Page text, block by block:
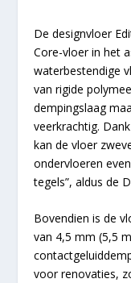
De designvloer
Core-vloer in het
waterbestendige
van rigide
dempingslaag
veerkrachtig.
kan de vloer
ondervloeren
tegels”, aldus de
Bovendien is de
van 4,5 mm (5,5
voor renovaties,